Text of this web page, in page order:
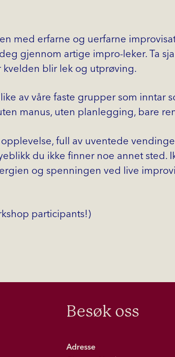
med erfarne og uerfarne
gjennom artige impro-leker. Ta
kvelden blir lek og utprøving.
av våre faste grupper som inntar
manus, uten planlegging, bare
full av uventede
du ikke finner noe annet sted.
og spenningen ved live
participants!)
Besøk oss
Adresse